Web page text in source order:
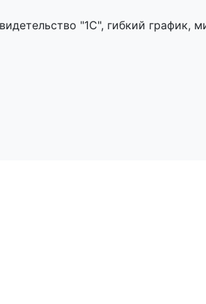
"1С", гибкий график,